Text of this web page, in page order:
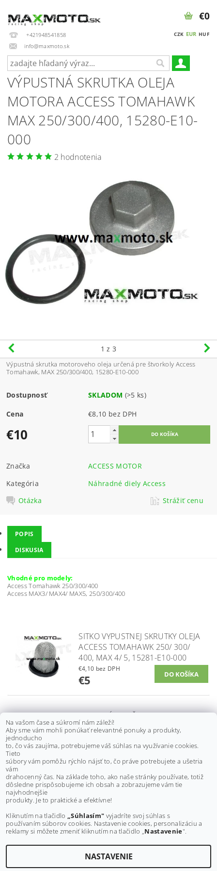
+421948541858
info@maxmoto.sk
CZK EUR HUF
€0
VÝPUSTNÁ SKRUTKA OLEJA
MOTORA ACCESS TOMAHAWK
MAX 250/300/400, 15280-E10-
000
2 hodnotenia
1 z 3
Výpustná skrutka motoroveho oleja určená pre štvorkoly Access
Tomahawk, MAX 250/300/400, 15280-E10-000
Dostupnosť SKLADOM (>5 ks)
Cena €8,10 bez DPH
€10
Značka
ACCESS MOTOR
Kategória
Náhradné diely Access
Otázka
Strážiť cenu
POPIS
DISKUSIA
Vhodné pro modely:
Access Tomahawk 250/300/400
Access MAX3/ MAX4/ MAX5, 250/300/400
SITKO VYPUSTNEJ SKRUTKY OLEJA
ACCESS TOMAHAWK 250/ 300/
400, MAX 4/ 5, 15281-E10-000
€4,10 bez DPH
€5
KĽUKOVÁ SKRIŇA ACCESS
TOMAHAWK MAX 5 400 EFI,
11200-E17-000, 11200-E17-100
€349,60 bez DPH
€430
Buďte prvý, kto napíše príspevok k tejto položke.
2026 ©MAXMOTO.SK, všetky práva vyhradenéUpraviť nastavenie cookies
Na vašom čase a súkromí nám záleží!
Aby sme vám mohli ponúkať relevantné ponuky a produkty,
jednoducho
to, čo vás zaujíma, potrebujeme váš súhlas na využívanie cookies.
Tieto
súbory vám pomôžu rýchlo nájsť to, čo práve potrebujete a ušetria
vám
drahocenný čas. Na základe toho, ako naše stránky používate, totiž
dôsledne prispôsobujeme ich obsah a zobrazujeme vám tie
najvhodnejšie
produkty. Je to praktické a efektívne!
Kliknutím na tlačidlo „Súhlasím" vyjadríte svoj súhlas s
používaním súborov cookies. Nastavenie cookies, personalizáciu a
reklamy si môžete zmeniť kliknutím na tlačidlo „Nastavenie".
NASTAVENIE